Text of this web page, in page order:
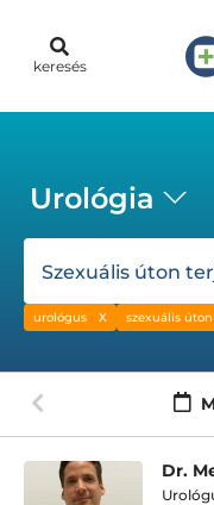
keresés
Urológia
urológus szexuális
Dr.